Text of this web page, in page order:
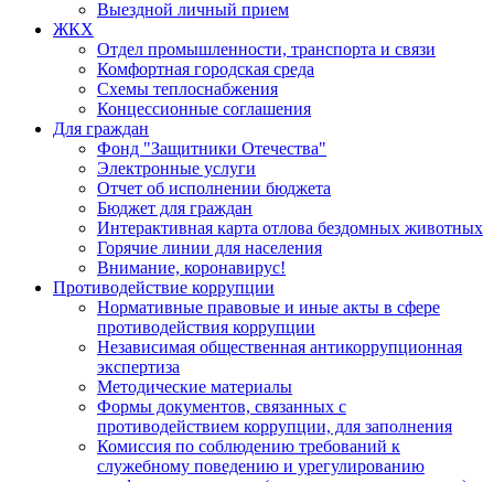
Выездной личный прием
ЖКХ
Отдел промышленности, транспорта и связи
Комфортная городская среда
Схемы теплоснабжения
Концессионные соглашения
Для граждан
Фонд "Защитники Отечества"
Электронные услуги
Отчет об исполнении бюджета
Бюджет для граждан
Интерактивная карта отлова бездомных животных
Горячие линии для населения
Внимание, коронавирус!
Противодействие коррупции
Нормативные правовые и иные акты в сфере
противодействия коррупции
Независимая общественная антикоррупционная
экспертиза
Методические материалы
Формы документов, связанных с
противодействием коррупции, для заполнения
Комиссия по соблюдению требований к
служебному поведению и урегулированию